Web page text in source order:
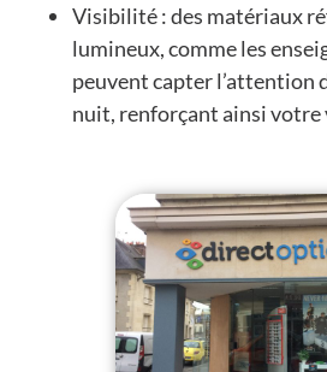
Visibilité : des matériaux
lumineux, comme les
peuvent capter l’attention
nuit, renforçant ainsi